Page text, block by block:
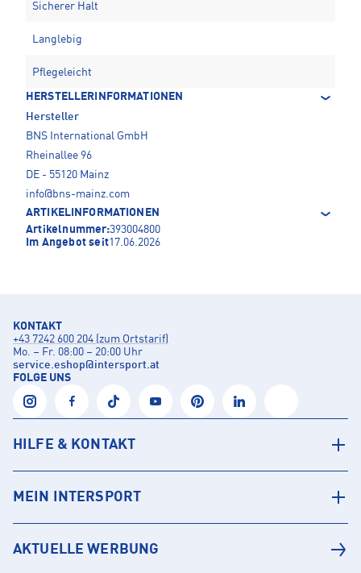
Sicherer Halt
Langlebig
Pflegeleicht
HERSTELLERINFORMATIONEN
Hersteller
BNS International GmbH
Rheinallee 96
DE - 55120 Mainz
info@bns-mainz.com
ARTIKELINFORMATIONEN
Artikelnummer:393004800
Im Angebot seit17.06.2026
KONTAKT
+43 7242 600 204 (zum Ortstarif)
Mo. – Fr. 08:00 – 20:00 Uhr
service.eshop@intersport.at
FOLGE UNS
HILFE & KONTAKT
MEIN INTERSPORT
AKTUELLE WERBUNG